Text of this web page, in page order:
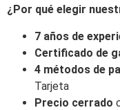
¿Por qué elegir
7 años de
Certificado de
4 métodos de
Tarjeta
Precio cerrado